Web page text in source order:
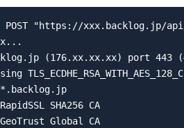
xxx.backlog.jp/api/v2/
(176.xx.xx.xx) port 443
SHA256 CA
Global CA